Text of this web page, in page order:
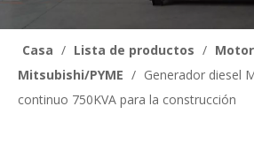
Generador diesel
continuo 750KVA para la construcción